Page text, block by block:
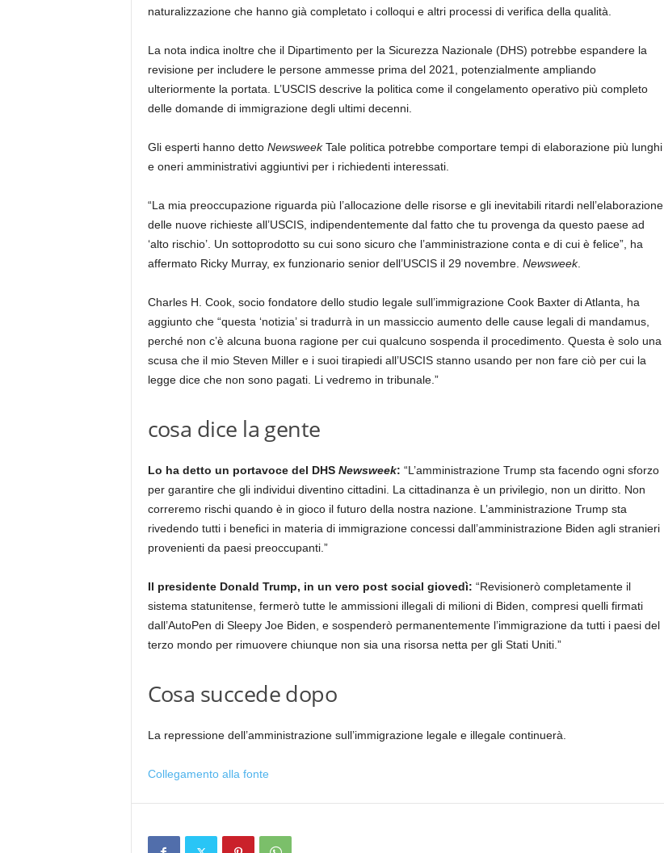
naturalizzazione che hanno già completato i colloqui e altri processi di verifica della qualità.
La nota indica inoltre che il Dipartimento per la Sicurezza Nazionale (DHS) potrebbe espandere la
revisione per includere le persone ammesse prima del 2021, potenzialmente ampliando
ulteriormente la portata. L’USCIS descrive la politica come il congelamento operativo più completo
delle domande di immigrazione degli ultimi decenni.
Gli esperti hanno detto NewsweekTale politica potrebbe comportare tempi di elaborazione più lunghi
e oneri amministrativi aggiuntivi per i richiedenti interessati.
“La mia preoccupazione riguarda più l’allocazione delle risorse e gli inevitabili ritardi nell’elaborazione
delle nuove richieste all’USCIS, indipendentemente dal fatto che tu provenga da questo paese ad
‘alto rischio’. Un sottoprodotto su cui sono sicuro che l’amministrazione conta e di cui è felice”, ha
affermato Ricky Murray, ex funzionario senior dell’USCIS il 29 novembre. Newsweek.
Charles H. Cook, socio fondatore dello studio legale sull’immigrazione Cook Baxter di Atlanta, ha
aggiunto che “questa ‘notizia’ si tradurrà in un massiccio aumento delle cause legali di mandamus,
perché non c’è alcuna buona ragione per cui qualcuno sospenda il procedimento. Questa è solo una
scusa che il mio Steven Miller e i suoi tirapiedi all’USCIS stanno usando per non fare ciò per cui la
legge dice che non sono pagati. Li vedremo in tribunale.”
cosa dice la gente
Lo ha detto un portavoce del DHS Newsweek: “L’amministrazione Trump sta facendo ogni sforzo
per garantire che gli individui diventino cittadini. La cittadinanza è un privilegio, non un diritto. Non
correremo rischi quando è in gioco il futuro della nostra nazione. L’amministrazione Trump sta
rivedendo tutti i benefici in materia di immigrazione concessi dall’amministrazione Biden agli stranieri
provenienti da paesi preoccupanti.”
Il presidente Donald Trump, in un vero post social giovedì: “Revisionerò completamente il
sistema statunitense, fermerò tutte le ammissioni illegali di milioni di Biden, compresi quelli firmati
dall’AutoPen di Sleepy Joe Biden, e sospenderò permanentemente l’immigrazione da tutti i paesi del
terzo mondo per rimuovere chiunque non sia una risorsa netta per gli Stati Uniti.”
Cosa succede dopo
La repressione dell’amministrazione sull’immigrazione legale e illegale continuerà.
Collegamento alla fonte